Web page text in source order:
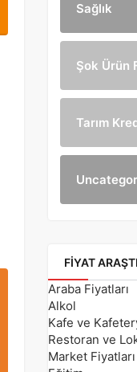
Sağlık
Şok Ürün
Tarım
FIYAT
Araba Fiyatları
Alkol
Kafe ve
Restoran ve
Market Fiyatları